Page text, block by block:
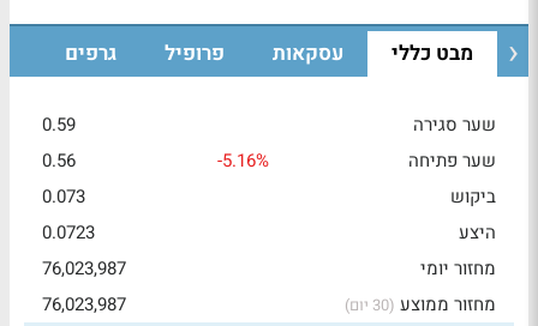
מבט כללי עסקאות פרופיל גרפים
שער סגירה
0.59
שער פתיחה
-5.16%
0.56
ביקוש
0.073
היצע
0.0723
מחזור יומי
76,023,987
מחזור ממוצע (30 יום)
76,023,987